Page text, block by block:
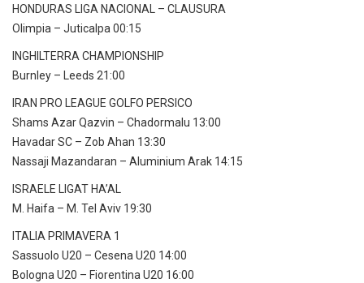
HONDURAS LIGA NACIONAL – CLAUSURA
Olimpia – Juticalpa 00:15
INGHILTERRA CHAMPIONSHIP
Burnley – Leeds 21:00
IRAN PRO LEAGUE GOLFO PERSICO
Shams Azar Qazvin – Chadormalu 13:00
Havadar SC – Zob Ahan 13:30
Nassaji Mazandaran – Aluminium Arak 14:15
ISRAELE LIGAT HA’AL
M. Haifa – M. Tel Aviv 19:30
ITALIA PRIMAVERA 1
Sassuolo U20 – Cesena U20 14:00
Bologna U20 – Fiorentina U20 16:00